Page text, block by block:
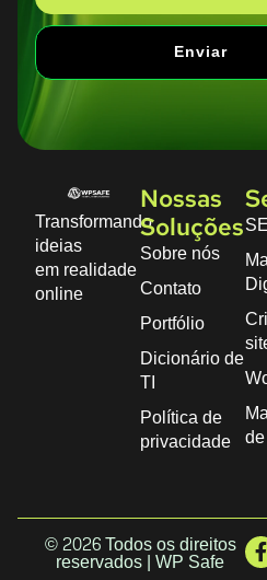
Enviar
Transformando
ideias
em realidade
online
Nossas
Soluções
Sobre nós
Contato
Portfólio
Dicionário de
TI
Política de
privacidade
© 2026 Todos os direitos
reservados | WP Safe